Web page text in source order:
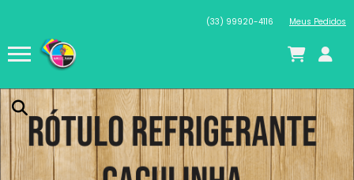
(33) 99920-4116 Meus Pedidos